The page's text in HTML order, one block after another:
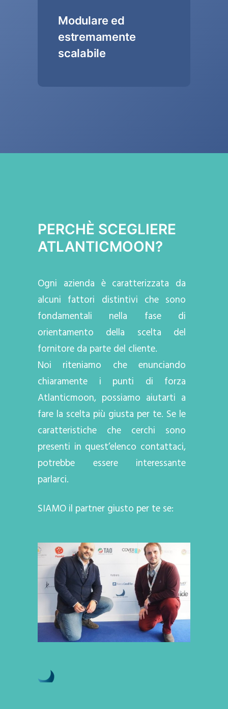
Modulare ed
estremamente
scalabile
PERCHÈ SCEGLIERE
ATLANTICMOON?
Ogni azienda è caratterizzata da
alcuni fattori distintivi che sono
fondamentali nella fase di
orientamento della scelta del
fornitore da parte del cliente.
Noi riteniamo che enunciando
chiaramente i punti di forza
Atlanticmoon, possiamo aiutarti a
fare la scelta più giusta per te. Se le
caratteristiche che cerchi sono
presenti in quest’elenco contattaci,
potrebbe essere interessante
parlarci.
SIAMO il partner giusto per te se: